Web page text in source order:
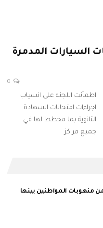
السيارات المدمرة
اطمأنت اللجنة علي انسياب
اجراءات امتحانات الشهادة
الثانوية بما مخطط لها في
جميع مراكز
منهوبات المواطنين بينها